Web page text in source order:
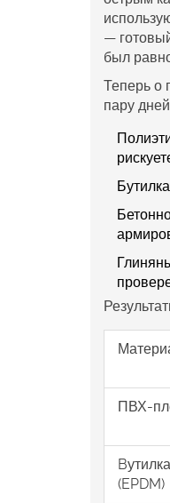
—
был
Теперь о
пару
ПВХ-
(EPDM)